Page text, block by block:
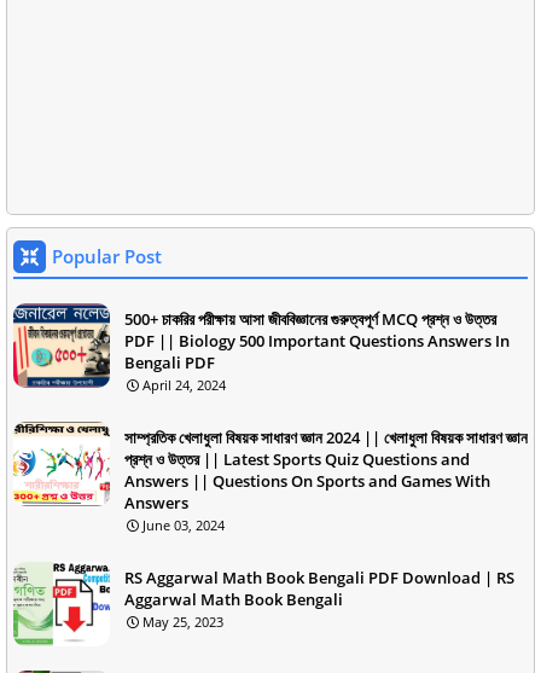
Popular Post
500+ চাকরির পরীক্ষায় আসা জীববিজ্ঞানের গুরুত্বপূর্ণ MCQ প্রশ্ন ও উত্তর
PDF || Biology 500 Important Questions Answers In
Bengali PDF
April 24, 2024
সাম্প্রতিক খেলাধুলা বিষয়ক সাধারণ জ্ঞান 2024 || খেলাধুলা বিষয়ক সাধারণ জ্ঞান
প্রশ্ন ও উত্তর || Latest Sports Quiz Questions and
Answers || Questions On Sports and Games With
Answers
June 03, 2024
RS Aggarwal Math Book Bengali PDF Download | RS
Aggarwal Math Book Bengali
May 25, 2023